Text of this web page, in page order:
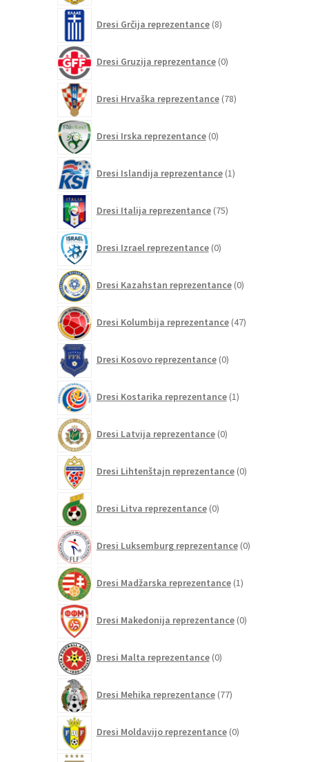
Dresi Grčija reprezentance 8izdelkov
Dresi Gruzija reprezentance 0izdelkov
Dresi Hrvaška reprezentance 78izdelkov
Dresi Irska reprezentance 0izdelkov
Dresi Islandija reprezentance 1izdelek
Dresi Italija reprezentance 75izdelkov
Dresi Izrael reprezentance 0izdelkov
Dresi Kazahstan reprezentance 0izdelkov
Dresi Kolumbija reprezentance 47izdelkov
Dresi Kosovo reprezentance 0izdelkov
Dresi Kostarika reprezentance 1izdelek
Dresi Latvija reprezentance 0izdelkov
Dresi Lihtenštajn reprezentance 0izdelkov
Dresi Litva reprezentance 0izdelkov
Dresi Luksemburg reprezentance 0izdelkov
Dresi Madžarska reprezentance 1izdelek
Dresi Makedonija reprezentance 0izdelkov
Dresi Malta reprezentance 0izdelkov
Dresi Mehika reprezentance 77izdelkov
Dresi Moldavijo reprezentance 0izdelkov